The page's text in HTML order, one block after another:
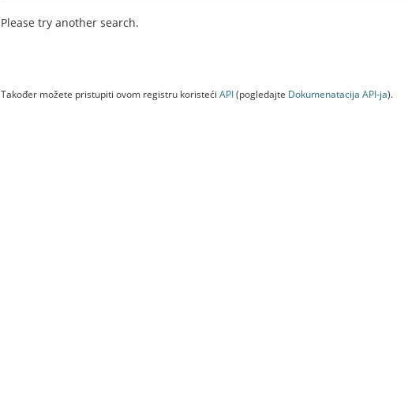
Please try another search.
Također možete pristupiti ovom registru koristeći API(pogledajte Dokumenаtаcijа API-jа).